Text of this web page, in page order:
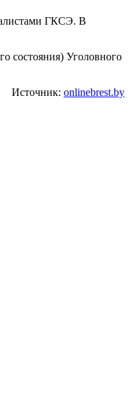
ГКСЭ. В
состояния) Уголовного
Источник: onlinebrest.by